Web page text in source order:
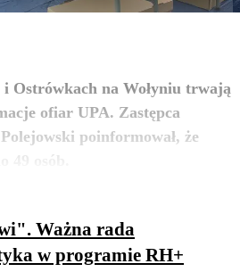
Ostrówkach na Wołyniu trwają
ofiar UPA. Zastępca
poinformował, że
49 osób.
zobacz więcej
Ważna rada
w programie RH+